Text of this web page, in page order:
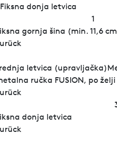
Fiksna donja letvica
1
gornja šina (min. 11,6
letvica
ručka FUSION, po
donja letvica